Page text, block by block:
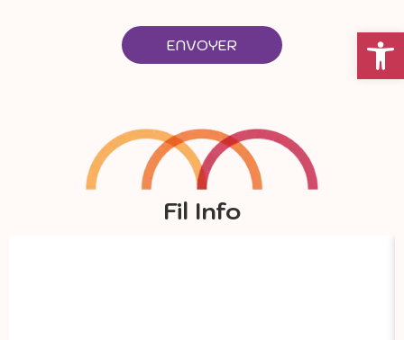
Ouvrir
ENVOYER
Fil Info